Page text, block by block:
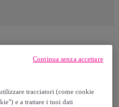
Giallotracciatori (come cookie
e a trattare i tuoi dati
Continua senza accettare